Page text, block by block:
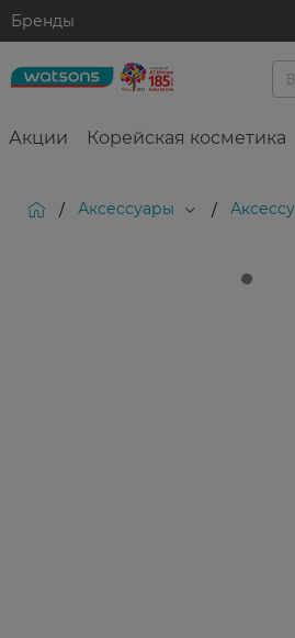
Бренды
Акции Корейская косметика
/ Аксессуары /